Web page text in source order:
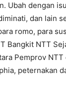
Ubah dengan
dan lain
romo, para
Bangkit NTT
Pemprov
peternakan